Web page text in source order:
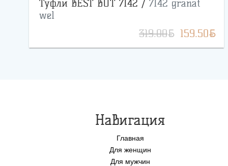
Туфли BEST BUT 7142 / 7142 granat
wel
319.00BYN 159.50BYN
Навигация
Главная
Для женщин
Для мужчин